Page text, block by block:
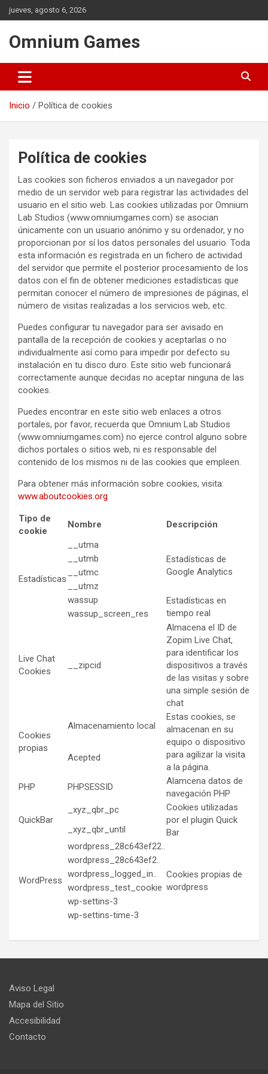
Saltar
al
jueves, agosto 6, 2026
Omnium Games
Inicio Política de cookies
Política de cookies
Las cookies son ficheros enviados a un navegador por
medio de un servidor web para registrar las actividades del
usuario en el sitio web. Las cookies utilizadas por Omnium
Lab Studios (www.omniumgames.com) se asocian
únicamente con un usuario anónimo y su ordenador, y no
proporcionan por sí los datos personales del usuario. Toda
esta información es registrada en un fichero de actividad
del servidor que permite el posterior procesamiento de los
datos con el fin de obtener mediciones estadísticas que
permitan conocer el número de impresiones de páginas, el
número de visitas realizadas a los servicios web, etc.
Puedes configurar tu navegador para ser avisado en
pantalla de la recepción de cookies y aceptarlas o no
individualmente así como para impedir por defecto su
instalación en tu disco duro. Este sitio web funcionará
correctamente aunque decidas no aceptar ninguna de las
cookies.
Puedes encontrar en este sitio web enlaces a otros
portales, por favor, recuerda que Omnium Lab Studios
(www.omniumgames.com) no ejerce control alguno sobre
dichos portales o sitios web, ni es responsable del
contenido de los mismos ni de las cookies que empleen.
Para obtener más información sobre cookies, visita:
www.aboutcookies.org
Tipo de
cookie
Nombre Descripción
Estadísticas
__utma
Estadísticas de
Google Analytics
__utmb
__utmc
__utmz
wassup
Estadísticas en
tiempo real
wassup_screen_res
Live Chat
Cookies
__zipcid
Almacena el ID de
Zopim Live Chat,
para identificar los
dispositivos a través
de las visitas y sobre
una simple sesión de
chat
Cookies
propias
Almacenamiento local
Estas cookies, se
almacenan en su
equipo o dispositivo
para agilizar la visita
a la página.
Acepted
PHP PHPSESSID
Alamcena datos de
navegación PHP
QuickBar
_xyz_qbr_pc
Cookies utilizadas
por el plugin Quick
Bar
_xyz_qbr_until
WordPress
wordpress_28c643ef22..
Cookies propias de
wordpress
wordpress_28c643ef2..
wordpress_logged_in..
wordpress_test_cookie
wp-settins-3
wp-settins-time-3
Aviso Legal
Mapa del Sitio
Accesibilidad
Contacto